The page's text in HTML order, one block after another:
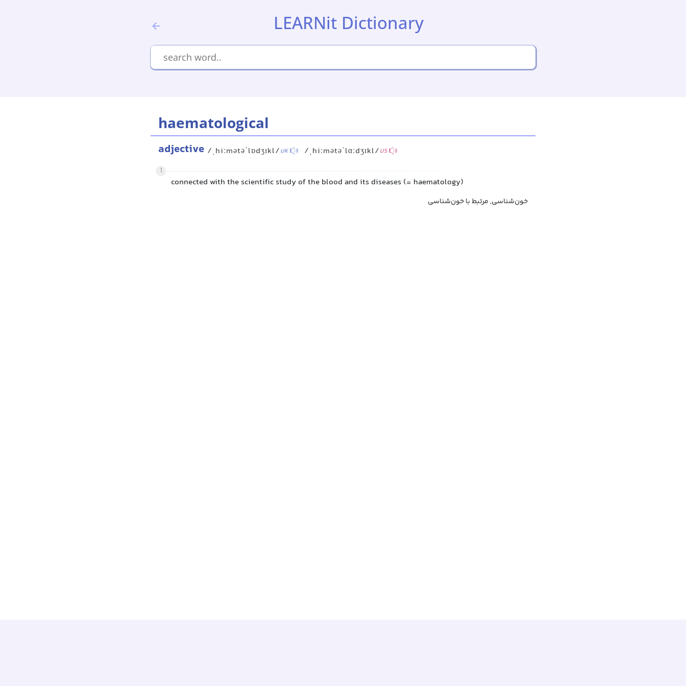
LEARNit Dictionary
haematological
adjective /ˌhiːmətəˈlɒdʒɪkl/UK /ˌhiːmətəˈlɑːdʒɪkl/US
1
connected with the scientific study of the blood and its diseases (= haematology)
خون‌شناسی, مرتبط با خون‌شناسی